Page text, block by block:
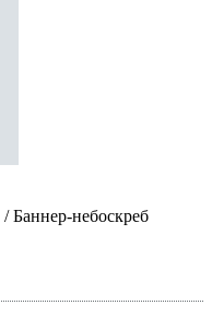
/ Баннер-небоскреб